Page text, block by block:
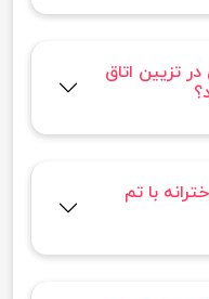
در تزیین اتاق
با تم